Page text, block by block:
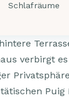
Schlafräume
verbirgt
Puig